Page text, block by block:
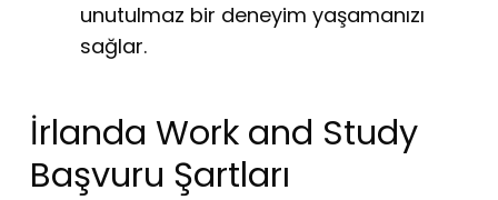
unutulmaz bir deneyim yaşamanızı
sağlar.
İrlanda Work and Study
Başvuru Şartları